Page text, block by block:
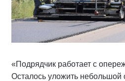
«Подрядчик работает с
Осталось уложить небольшой